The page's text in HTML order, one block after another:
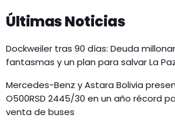
Últimas Noticias
Dockweiler tras 90 días: Deuda
fantasmas y un plan para salvar La
Mercedes-Benz y Astara Bolivia
O500RSD 2445/30 en un año récord
venta de buses